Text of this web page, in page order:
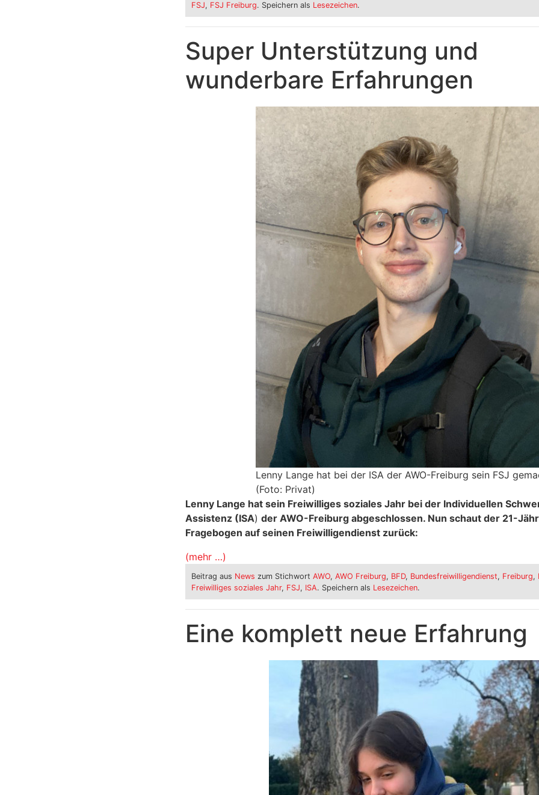
FSJ, FSJ Freiburg. Speichern als Lesezeichen.
Super Unterstützung und
wunderbare Erfahrungen
Lenny Lange hat bei der ISA der AWO-Freiburg sein FSJ
(Foto: Privat)
Lenny Lange hat sein Freiwilliges soziales Jahr bei der Individuellen
Assistenz (ISA) der AWO-Freiburg abgeschlossen. Nun schaut der 21-
Fragebogen auf seinen Freiwilligendienst zurück:
(mehr …)
Beitrag aus News zum Stichwort AWO, AWO Freiburg, BFD, Bundesfreiwilligendienst, Freiburg,
Freiwilliges soziales Jahr, FSJ, ISA. Speichern als Lesezeichen.
Eine komplett neue Erfahrung